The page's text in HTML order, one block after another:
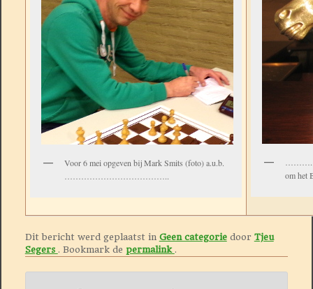
Voor 6 mei opgeven bij Mark Smits (foto) a.u.b.
………………………………..
om het
Dit bericht werd geplaatst in Geen categoriedoor Tjeu
Segers . Bookmark de permalink .